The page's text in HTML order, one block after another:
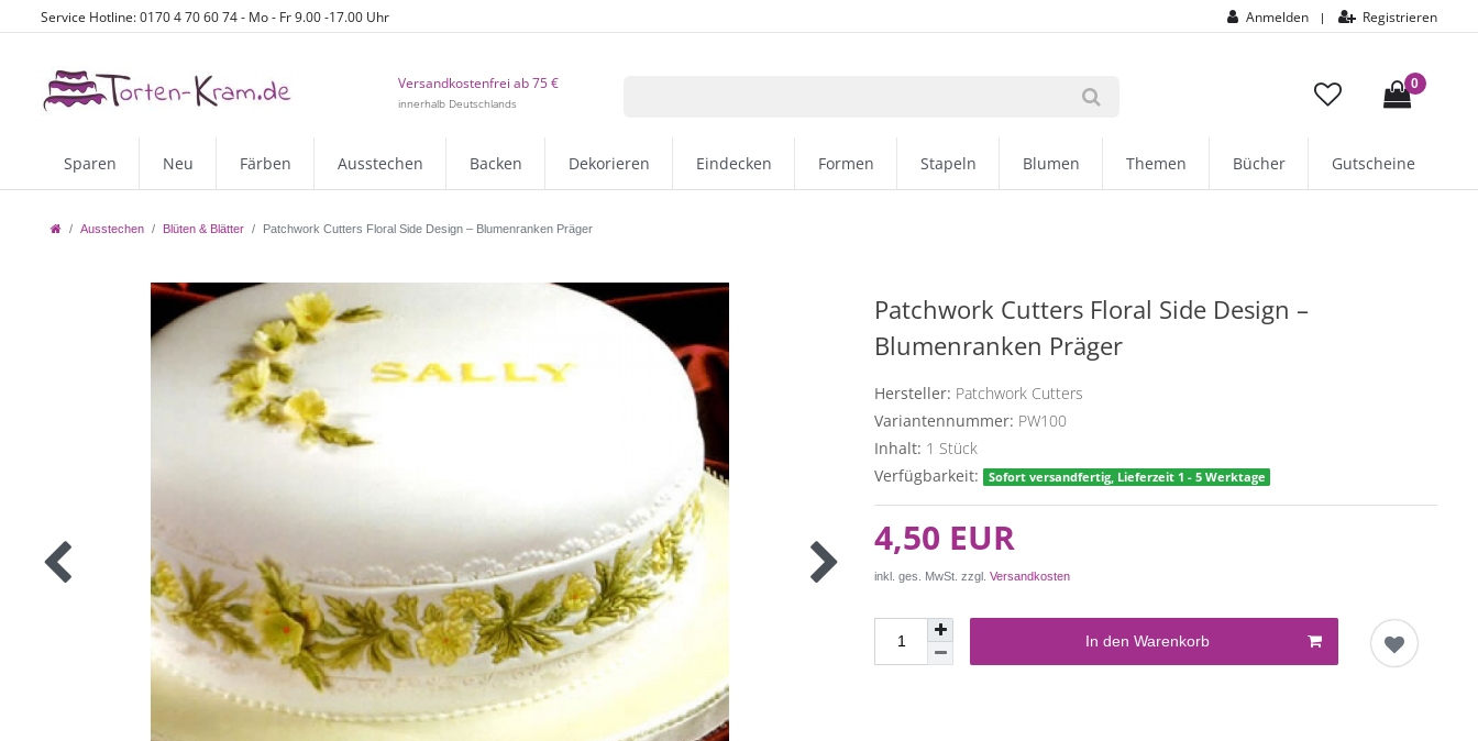
Service Hotline: 0170 4 70 60 74 - Mo - Fr 9.00 -17.00 Uhr Anmelden | Registrieren
Versandkostenfrei ab 75 €
innerhalb Deutschlands
0
Sparen Neu Färben Ausstechen Backen Dekorieren Eindecken Formen Stapeln Blumen Themen Bücher Gutscheine
Ausstechen Blüten & Blätter Patchwork Cutters Floral Side Design – Blumenranken Präger
Patchwork Cutters Floral Side Design –
Blumenranken Präger
Hersteller: Patchwork Cutters
Variantennummer: PW100
Inhalt: 1 Stück
Verfügbarkeit:
Sofort versandfertig, Lieferzeit 1 - 5 Werktage
4,50 EUR
inkl. ges. MwSt. zzgl.Versandkosten
In den Warenkorb